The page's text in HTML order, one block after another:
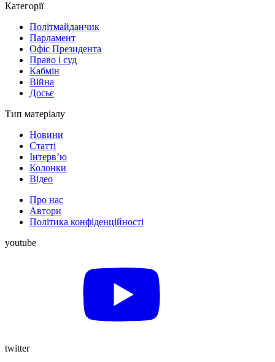
Категорії
Політмайданчик
Парламент
Офіс Президента
Право і суд
Кабмін
Війна
Досьє
Тип матеріалу
Новини
Статті
Інтерв’ю
Колонки
Відео
Про нас
Автори
Політика конфіденційності
youtube
twitter